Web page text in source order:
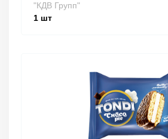
"КДВ Групп"
1 шт